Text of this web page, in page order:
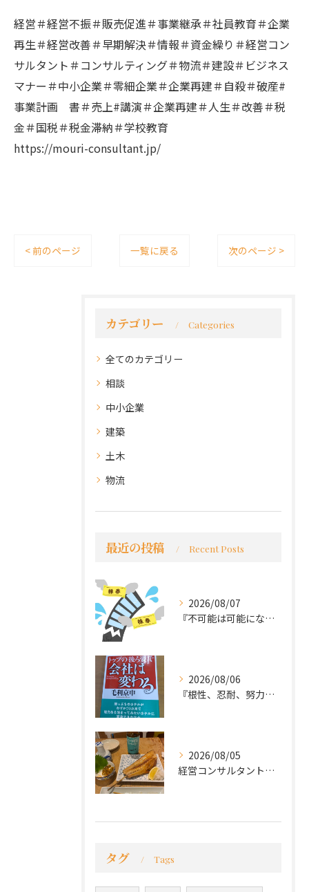
経営＃経営不振＃販売促進＃事業継承＃社員教育＃企業
再生＃経営改善＃早期解決＃情報＃資金繰り＃経営コン
サルタント＃コンサルティング＃物流＃建設＃ビジネス
マナー＃中小企業＃零細企業＃企業再建＃自殺＃破産#
事業計画 書＃売上#講演＃企業再建＃人生＃改善＃税
金＃国税＃税金滞納＃学校教育
https://mouri-consultant.jp/
< 前のページ 一覧に戻る 次のページ >
カテゴリー Categories
全てのカテゴリー
相談
中小企業
建築
土木
物流
最近の投稿 Recent Posts
2026/08/07
『不可能は可能になる』
2026/08/06
『根性、忍耐、努力という言葉は死語なのか』
2026/08/05
経営コンサルタントのモーちゃん・毛利京申です。
タグ Tags